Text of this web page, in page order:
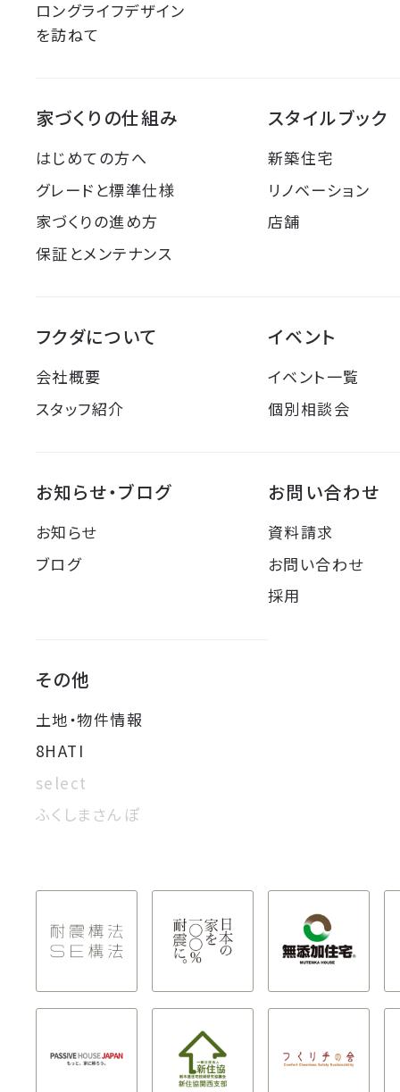
ロングライフデザイン
を訪ねて
家づくりの仕組み
はじめての方へ
グレードと標準仕様
家づくりの進め方
保証とメンテナンス
スタイルブック
新築住宅
リノベーション
店舗
フクダについて
会社概要
スタッフ紹介
イベント
イベント一覧
個別相談会
お知らせ・ブログ
お知らせ
ブログ
お問い合わせ
資料請求
お問い合わせ
採用
その他
土地・物件情報
8HATI
select
ふくしまさんぽ